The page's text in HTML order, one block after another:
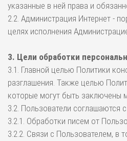
указанные в ней права и
2.2. Администрация Интернет -
целях исполнения
3. Цели обработки
3.1. Главной целью Политики
разглашения. Также целью
которые могут быть заключены
3.2. Пользователи соглашаются
3.2.1. Обработки писем от
3.2.2. Связи с Пользователем, в